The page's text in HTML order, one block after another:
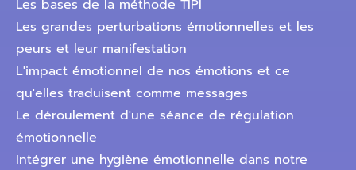
Les bases de la méthode TIPI
Les grandes perturbations émotionnelles et les
peurs et leur manifestation
L'impact émotionnel de nos émotions et ce
qu'elles traduisent comme messages
Le déroulement d'une séance de régulation
émotionnelle
Intégrer une hygiène émotionnelle dans notre